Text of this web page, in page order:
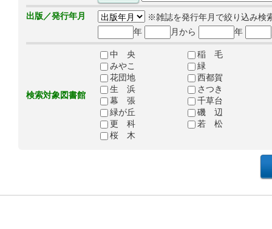
出版／発行年月
※雑誌を発行年月で絞り込み検
年
月から 年
検索対象図書館
中 央
稲 毛
みやこ
緑
花団地
西都賀
生 浜
さつき
幕 張
千草台
緑が丘
磯 辺
更 科
若 松
桜 木